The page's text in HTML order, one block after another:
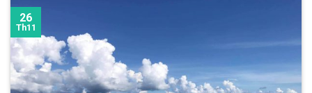
26
Th11